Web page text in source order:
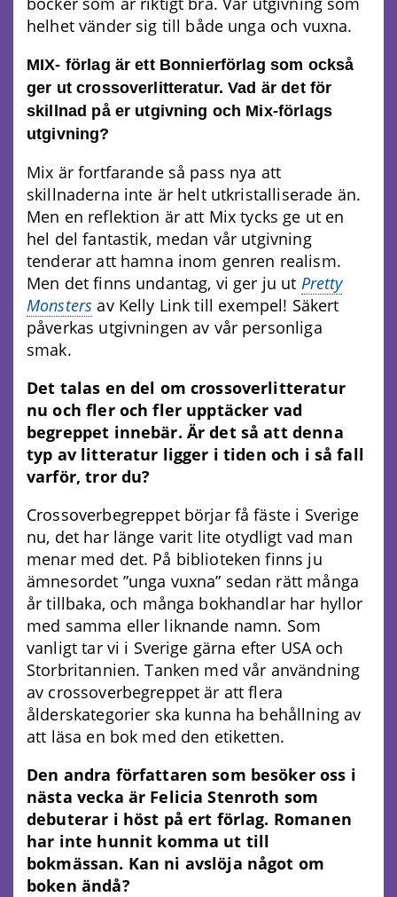
helhet vänder sig till både unga och vuxna.
MIX- förlag är ett Bonnierförlag som också
ger ut crossoverlitteratur. Vad är det för
skillnad på er utgivning och Mix-förlags
utgivning?
Mix är fortfarande så pass nya att
skillnaderna inte är helt utkristalliserade än.
Men en reflektion är att Mix tycks ge ut en
hel del fantastik, medan vår utgivning
tenderar att hamna inom genren realism.
Men det finns undantag, vi ger ju ut Pretty
Monsters av Kelly Link till exempel! Säkert
påverkas utgivningen av vår personliga
smak.
Det talas en del om crossoverlitteratur
nu och fler och fler upptäcker vad
begreppet innebär. Är det så att denna
typ av litteratur ligger i tiden och i så fall
varför, tror du?
Crossoverbegreppet börjar få fäste i Sverige
nu, det har länge varit lite otydligt vad man
menar med det. På biblioteken finns ju
ämnesordet ”unga vuxna” sedan rätt många
år tillbaka, och många bokhandlar har hyllor
med samma eller liknande namn. Som
vanligt tar vi i Sverige gärna efter USA och
Storbritannien. Tanken med vår användning
av crossoverbegreppet är att flera
ålderskategorier ska kunna ha behållning av
att läsa en bok med den etiketten.
Den andra författaren som besöker oss i
nästa vecka är Felicia Stenroth som
debuterar i höst på ert förlag. Romanen
har inte hunnit komma ut till
bokmässan. Kan ni avslöja något om
boken ändå?